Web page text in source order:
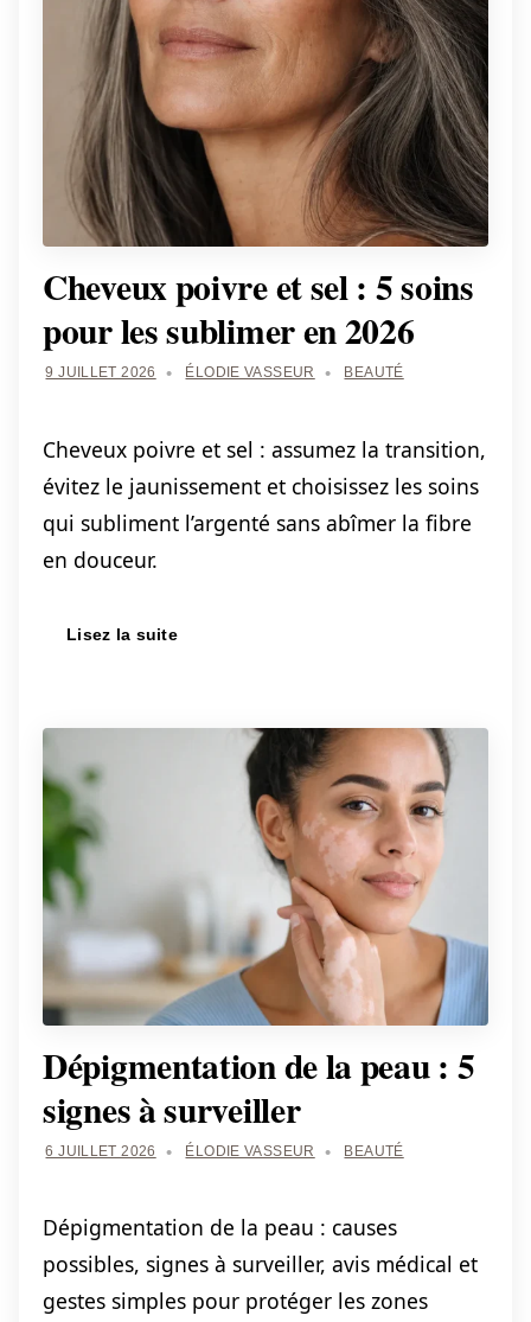
Cheveux poivre et sel : 5 soins
pour les sublimer en 2026
9 JUILLET 2026 ÉLODIE VASSEUR BEAUTÉ
Cheveux poivre et sel : assumez la transition,
évitez le jaunissement et choisissez les soins
qui subliment l’argenté sans abîmer la fibre
en douceur.
Lisez la suite
Dépigmentation de la peau : 5
signes à surveiller
6 JUILLET 2026 ÉLODIE VASSEUR BEAUTÉ
Dépigmentation de la peau : causes
possibles, signes à surveiller, avis médical et
gestes simples pour protéger les zones